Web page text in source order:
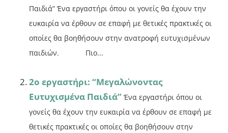
Παιδιά” Ένα εργαστήρι όπου οι γονείς θα έχουν την
ευκαιρία να έρθουν σε επαφή με θετικές πρακτικές οι
οποίες θα βοηθήσουν στην ανατροφή ευτυχισμένων
παιδιών. Πιο...
2o εργαστήρι: “Μεγαλώνοντας
Ευτυχισμένα Παιδιά” Ένα εργαστήρι όπου οι
γονείς θα έχουν την ευκαιρία να έρθουν σε επαφή με
θετικές πρακτικές οι οποίες θα βοηθήσουν στην